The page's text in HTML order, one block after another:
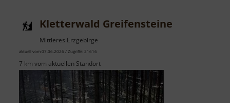
Kletterwald Greifensteine
Mittleres Erzgebirge
aktuell vom 07.06.2026 / Zugriffe: 21616
7 km vom aktuellen Standort